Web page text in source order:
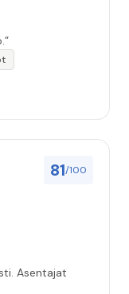
81/100
Asentajat